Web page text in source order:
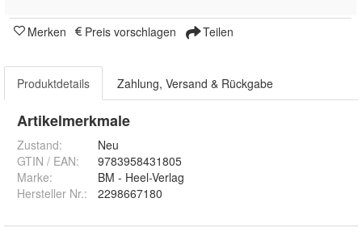
Merken Preis vorschlagen Teilen
Produktdetails Zahlung, Versand & Rückgabe
Artikelmerkmale
Zustand:
Neu
GTIN / EAN:
9783958431805
Marke:
BM - Heel-Verlag
Hersteller Nr.:
2298667180